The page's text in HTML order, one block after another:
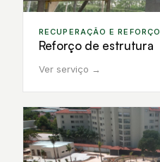
RECUPERAÇÃO E REFORÇO
Reforço de estrutura
Ver serviço →